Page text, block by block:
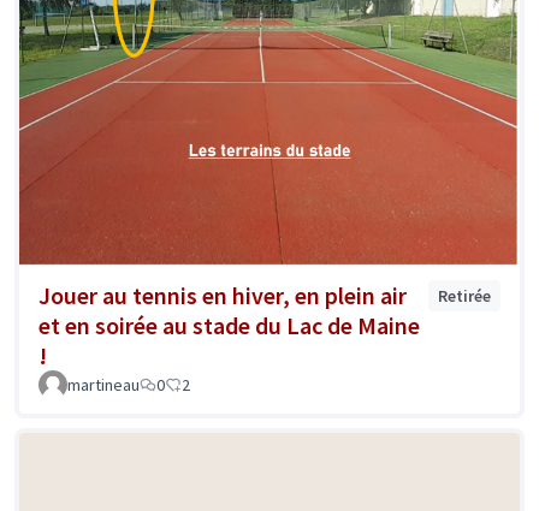
Jouer au tennis en hiver, en plein air
et en soirée au stade du Lac de Maine
!
Retirée
martineau 0 2